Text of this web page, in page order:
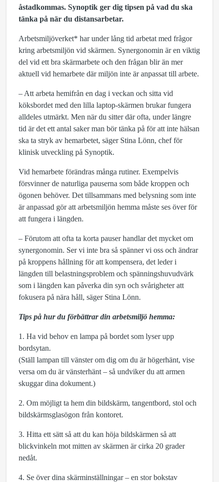
åstadkommas. Synoptik ger dig tipsen på vad du ska
tänka på när du distansarbetar.
Arbetsmiljöverket* har under lång tid arbetat med frågor
kring arbetsmiljön vid skärmen. Synergonomin är en viktig
del vid ett bra skärmarbete och den frågan blir än mer
aktuell vid hemarbete där miljön inte är anpassat till arbete.
– Att arbeta hemifrån en dag i veckan och sitta vid
köksbordet med den lilla laptop-skärmen brukar fungera
alldeles utmärkt. Men när du sitter där ofta, under längre
tid är det ett antal saker man bör tänka på för att inte hälsan
ska ta stryk av hemarbetet, säger Stina Lönn, chef för
klinisk utveckling på Synoptik.
Vid hemarbete förändras många rutiner. Exempelvis
försvinner de naturliga pauserna som både kroppen och
ögonen behöver. Det tillsammans med belysning som inte
är anpassad gör att arbetsmiljön hemma måste ses över för
att fungera i längden.
– Förutom att ofta ta korta pauser handlar det mycket om
synergonomin. Ser vi inte bra så spänner vi oss och ändrar
på kroppens hållning för att kompensera, det leder i
längden till belastningsproblem och spänningshuvudvärk
som i längden kan påverka din syn och svårigheter att
fokusera på nära håll, säger Stina Lönn.
Tips på hur du förbättrar din arbetsmiljö hemma:
1. Ha vid behov en lampa på bordet som lyser upp
bordsytan.
(Ställ lampan till vänster om dig om du är högerhänt, vise
versa om du är vänsterhänt – så undviker du att armen
skuggar dina dokument.)
2. Om möjligt ta hem din bildskärm, tangentbord, stol och
bildskärmsglasögon från kontoret.
3. Hitta ett sätt så att du kan höja bildskärmen så att
blickvinkeln mot mitten av skärmen är cirka 20 grader
nedåt.
4. Se över dina skärminställningar – en stor bokstav